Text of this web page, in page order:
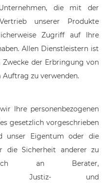
die mit der
unserer Produkte
Zugriff auf Ihre
Allen Dienstleistern ist
der Erbringung von
zu verwenden.
Ihre personenbezogenen
gesetzlich vorgeschrieben
unser Eigentum oder die
die Sicherheit anderer zu
an Berater,
Justiz- und